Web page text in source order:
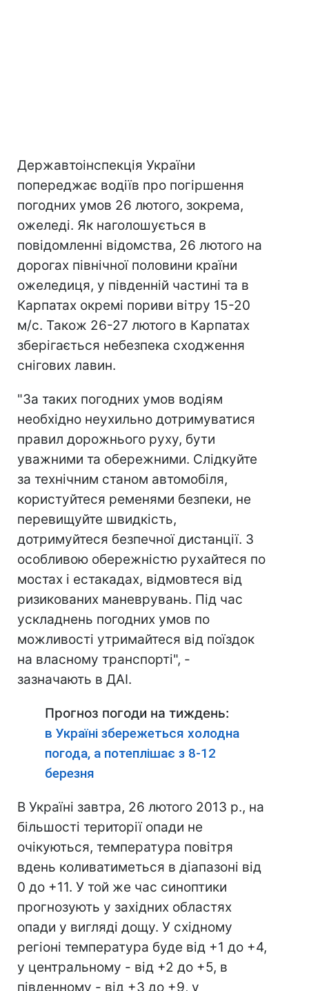
Державтоінспекція України
попереджає водіїв про погіршення
погодних умов 26 лютого, зокрема,
ожеледі. Як наголошується в
повідомленні відомства, 26 лютого на
дорогах північної половини країни
ожеледиця, у південній частині та в
Карпатах окремі пориви вітру 15-20
м/с. Також 26-27 лютого в Карпатах
зберігається небезпека сходження
снігових лавин.
"За таких погодних умов водіям
необхідно неухильно дотримуватися
правил дорожнього руху, бути
уважними та обережними. Слідкуйте
за технічним станом автомобіля,
користуйтеся ременями безпеки, не
перевищуйте швидкість,
дотримуйтеся безпечної дистанції. З
особливою обережністю рухайтеся по
мостах і естакадах, відмовтеся від
ризикованих маневрувань. Під час
ускладнень погодних умов по
можливості утримайтеся від поїздок
на власному транспорті", -
зазначають в ДАІ.
Прогноз погоди на тиждень:
в Україні збережеться холодна
погода, а потеплішає з 8-12
березня
В Україні завтра, 26 лютого 2013 р., на
більшості території опади не
очікуються, температура повітря
вдень коливатиметься в діапазоні від
0 до +11. У той же час синоптики
прогнозують у західних областях
опади у вигляді дощу. У східному
регіоні температура буде від +1 до +4,
у центральному - від +2 до +5, в
південному - від +3 до +9, у